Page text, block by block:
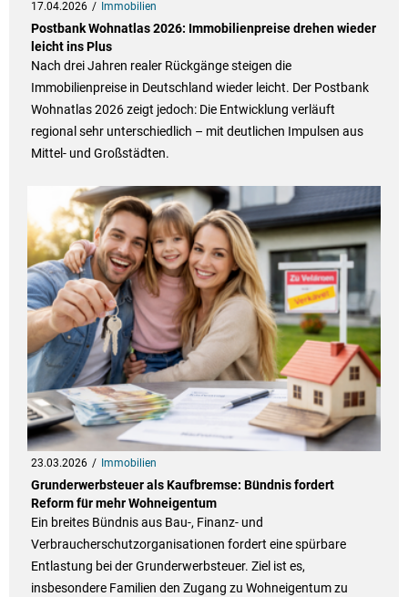
17.04.2026 Immobilien
Postbank Wohnatlas 2026: Immobilienpreise drehen wieder
leicht ins Plus
Nach drei Jahren realer Rückgänge steigen die
Immobilienpreise in Deutschland wieder leicht. Der Postbank
Wohnatlas 2026 zeigt jedoch: Die Entwicklung verläuft
regional sehr unterschiedlich – mit deutlichen Impulsen aus
Mittel- und Großstädten.
23.03.2026 Immobilien
Grunderwerbsteuer als Kaufbremse: Bündnis fordert
Reform für mehr Wohneigentum
Ein breites Bündnis aus Bau-, Finanz- und
Verbraucherschutzorganisationen fordert eine spürbare
Entlastung bei der Grunderwerbsteuer. Ziel ist es,
insbesondere Familien den Zugang zu Wohneigentum zu